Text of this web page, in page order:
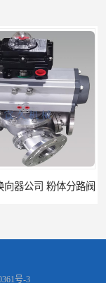
向器公司 粉体分路阀
号-3